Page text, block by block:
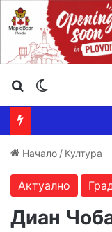
Търсене ...
Начало / Култура
Актуално
Диан